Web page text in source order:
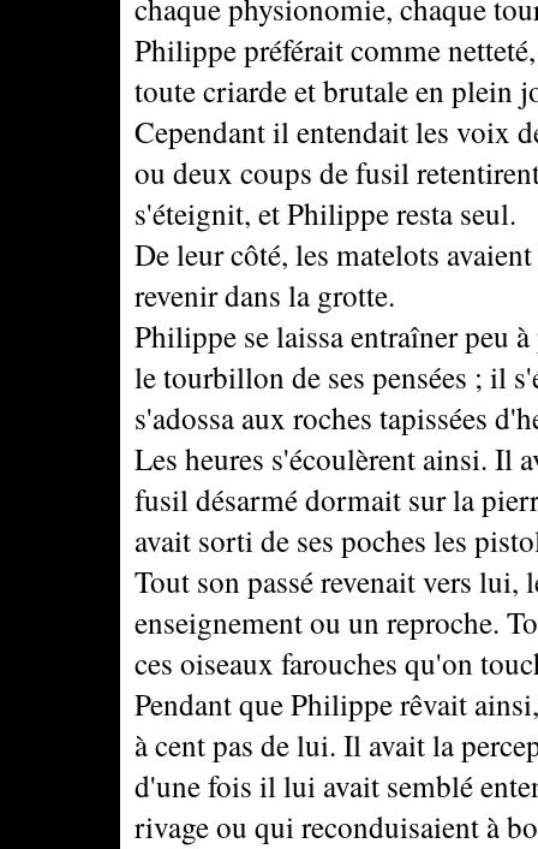
chaque physionomie, chaque
Philippe préférait comme
toute criarde et brutale en plein
Cependant il entendait les voix
ou deux coups de fusil
s'éteignit, et Philippe resta seul.
De leur côté, les matelots
revenir dans la grotte.
Philippe se laissa entraîner peu
le tourbillon de ses pensées ; il
s'adossa aux roches tapissées
Les heures s'écoulèrent ainsi. Il
fusil désarmé dormait sur la
avait sorti de ses poches les
Tout son passé revenait vers
enseignement ou un reproche.
ces oiseaux farouches qu'on
Pendant que Philippe rêvait
à cent pas de lui. Il avait la
d'une fois il lui avait semblé
rivage ou qui reconduisaient à